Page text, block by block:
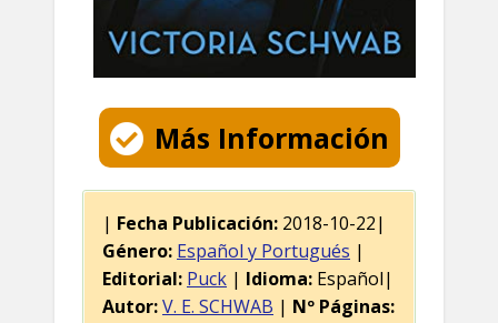
Más Información
| Fecha Publicación: 2018-10-22|
Género: Español y Portugués |
Editorial: Puck | Idioma: Español|
Autor:V. E. SCHWAB | Nº Páginas: